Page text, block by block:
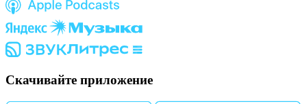
Скачивайте приложение